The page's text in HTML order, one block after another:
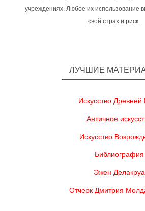
учреждениях. Любое их использование
свой страх и риск.
ЛУЧШИЕ
Искусство Древней
Античное
Искусство
Библиография
Эжен Делакруа
Отчерк Дмитрия